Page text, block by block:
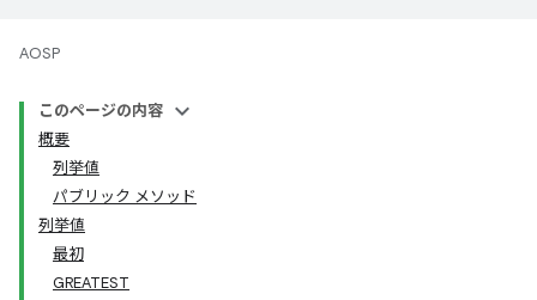
AOSP
このページの内容
概要
列挙値
パブリック メソッド
列挙値
最初
GREATEST